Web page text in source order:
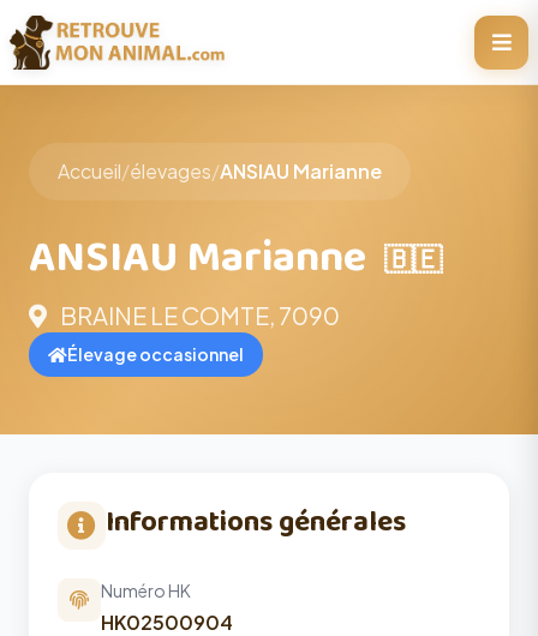
Accueil/élevages/ANSIAU Marianne
ANSIAU Marianne 🇧🇪
BRAINE LE COMTE, 7090
Élevage occasionnel
Informations générales
Numéro HK
HK02500904